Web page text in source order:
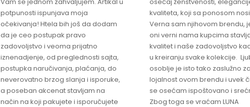
potpunosti ispunjava moja
očekivanja! Htela bih još da dodam
da je ceo postupak pravo
zadovoljstvo i veoma prijatno
iznenadjenje, od preglednosti sajta,
postupka naručivanja, plaćanja, do
neverovatno brzog slanja i isporuke,
a poseban akcenat stavljam na
način na koji pakujete i isporučujete
kvaliteta, koji sa ponosom
Verna sam njihovom brendu,
oni verni nama kupcima
kvalitet i naše zadovoljstvo
u kreiranju svake kolekcije.
osoblje je isto tako zaslužno
lojalnost ovom brendu i uvek
se osećam ispoštovano i
Zbog toga se vraćam LUNA